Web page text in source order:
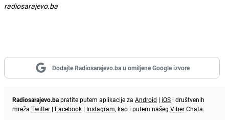
radiosarajevo.ba
Dodajte Radiosarajevo.ba u omiljene Google izvore
Radiosarajevo.bapratite putem aplikacije za Android | iOS i društvenih
mreža Twitter | Facebook | Instagram, kao i putem našeg ViberChata.